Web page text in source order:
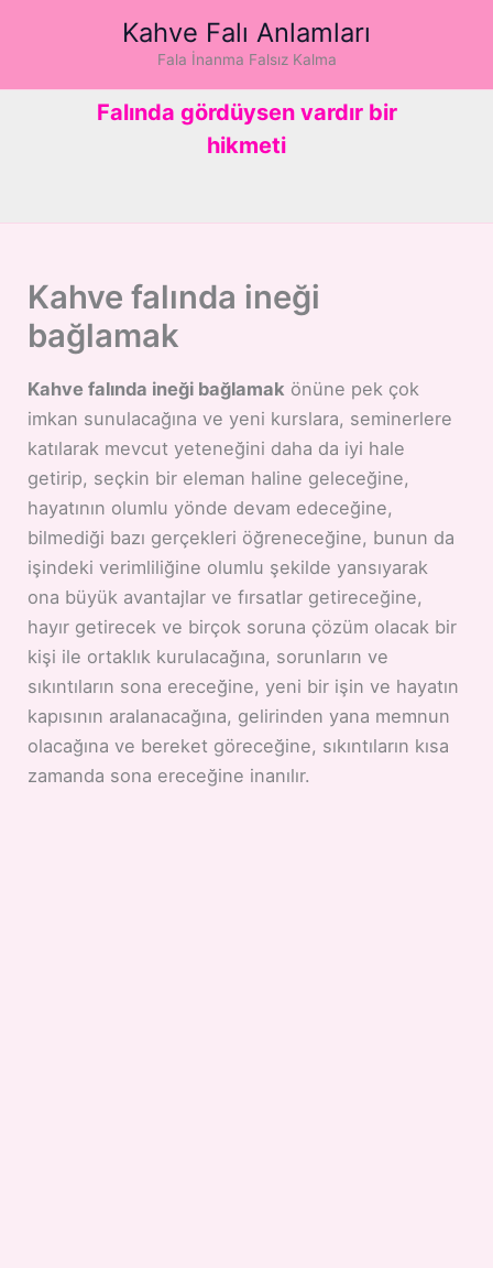
Kahve Falı Anlamları
Fala İnanma Falsız Kalma
Falında gördüysen vardır bir
hikmeti
Kahve falında ineği
bağlamak
Kahve falında ineği bağlamak önüne pek çok
imkan sunulacağına ve yeni kurslara, seminerlere
katılarak mevcut yeteneğini daha da iyi hale
getirip, seçkin bir eleman haline geleceğine,
hayatının olumlu yönde devam edeceğine,
bilmediği bazı gerçekleri öğreneceğine, bunun da
işindeki verimliliğine olumlu şekilde yansıyarak
ona büyük avantajlar ve fırsatlar getireceğine,
hayır getirecek ve birçok soruna çözüm olacak bir
kişi ile ortaklık kurulacağına, sorunların ve
sıkıntıların sona ereceğine, yeni bir işin ve hayatın
kapısının aralanacağına, gelirinden yana memnun
olacağına ve bereket göreceğine, sıkıntıların kısa
zamanda sona ereceğine inanılır.